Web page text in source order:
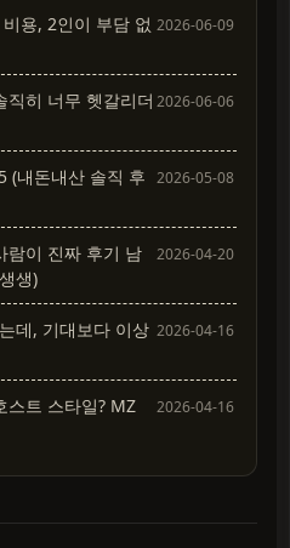
용, 2인이 부담 없 2026-06-09
직히 너무 헷갈리더 2026-06-06
(내돈내산 솔직 후 2026-05-08
람이 진짜 후기 남
생)
2026-04-20
데, 기대보다 이상 2026-04-16
스트 스타일? MZ
2026-04-16